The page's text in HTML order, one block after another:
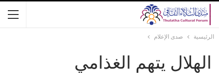
الرئيسية صدى الإعلام
الهلال يتهم الغذامي